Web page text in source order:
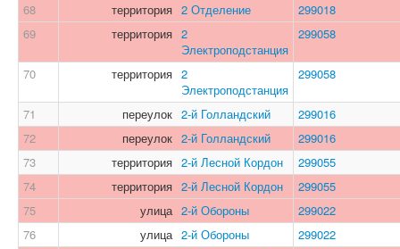
68
территория 2 Отделение
299018
69
территория 2
Электроподстанция
299058
70 территория 2
Электроподстанция
299058
71 переулок 2-й Голландский
299016
72
переулок 2-й Голландский
299016
73
территория 2-й Лесной Кордон
299055
74
территория 2-й Лесной Кордон
299055
75
улица 2-й Обороны
299022
76
улица 2-й Обороны
299022